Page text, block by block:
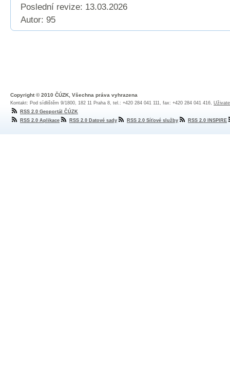
Poslední revize: 13.03.2026
Autor: 95
Copyright © 2010 ČÚZK, Všechna práva vyhrazena
Kontakt: Pod sídlištěm 9/1800, 182 11 Praha 8, tel.: +420 284 041 111, fax: +420 284 041 416,
RSS 2.0 Geoportál ČÚZK
RSS 2.0 Aplikace
RSS 2.0 Datové sady RSS 2.0 Síťové služby RSS 2.0 INSPIRE